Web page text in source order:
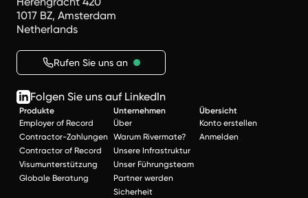
1017 BZ, Amsterdam
Netherlands
Rufen Sie uns an
Folgen Sie uns auf LinkedIn
Produkte
Employer of Record
Contractor-Zahlungen
Contractor of Record
Visumunterstützung
Globale Beratung
Unternehmen
Über
Warum Rivermate?
Unsere Infrastruktur
Unser Führungsteam
Partner werden
Sicherheit
Übersicht
Konto erstellen
Anmelden